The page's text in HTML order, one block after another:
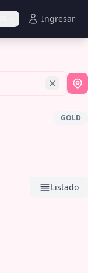
Ingresar
GOLD
Listado